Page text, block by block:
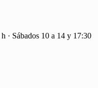
· Sábados 10 a 14 y 17:30